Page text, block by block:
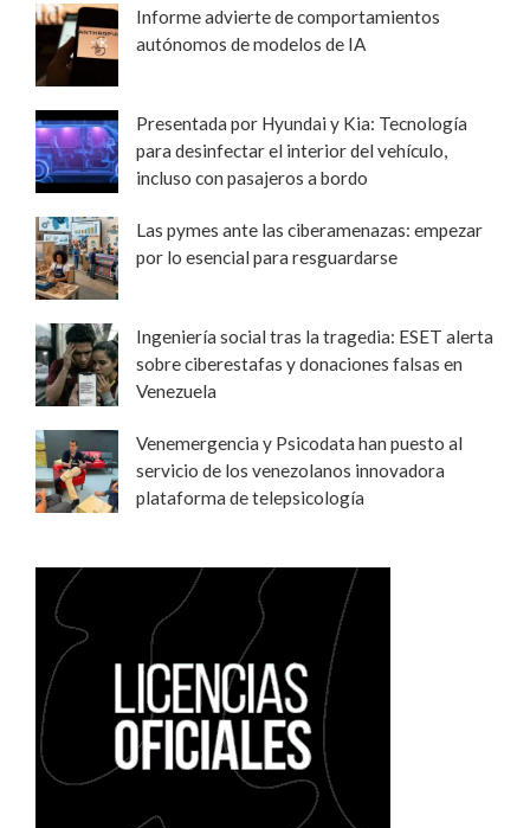
Informe advierte de comportamientos
autónomos de modelos de IA
Presentada por Hyundai y Kia: Tecnología
para desinfectar el interior del vehículo,
incluso con pasajeros a bordo
Las pymes ante las ciberamenazas: empezar
por lo esencial para resguardarse
Ingeniería social tras la tragedia: ESET alerta
sobre ciberestafas y donaciones falsas en
Venezuela
Venemergencia y Psicodata han puesto al
servicio de los venezolanos innovadora
plataforma de telepsicología